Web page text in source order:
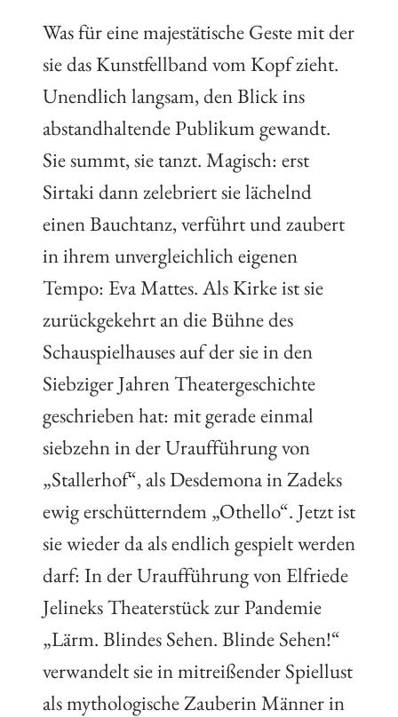
Was für eine majestätische Geste mit der
sie das Kunstfellband vom Kopf zieht.
Unendlich langsam, den Blick ins
abstandhaltende Publikum gewandt.
Sie summt, sie tanzt. Magisch: erst
Sirtaki dann zelebriert sie lächelnd
einen Bauchtanz, verführt und zaubert
in ihrem unvergleichlich eigenen
Tempo: Eva Mattes. Als Kirke ist sie
zurückgekehrt an die Bühne des
Schauspielhauses auf der sie in den
Siebziger Jahren Theatergeschichte
geschrieben hat: mit gerade einmal
siebzehn in der Uraufführung von
„Stallerhof“, als Desdemona in Zadeks
ewig erschütterndem „Othello“. Jetzt ist
sie wieder da als endlich gespielt werden
darf: In der Uraufführung von Elfriede
Jelineks Theaterstück zur Pandemie
„Lärm. Blindes Sehen. Blinde Sehen!“
verwandelt sie in mitreißender Spiellust
als mythologische Zauberin Männer in